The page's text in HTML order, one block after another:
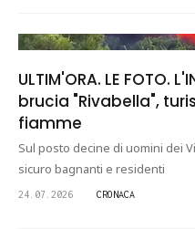
ULTIM'ORA. LE FOTO.
brucia "Rivabella",
fiamme
Sul posto decine di uomini dei
sicuro bagnanti e residenti
24.07.2026 CRONACA